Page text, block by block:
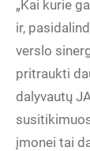
„Kai kurie
ir,
verslo
pritraukti
dalyvautų
įmonei tai